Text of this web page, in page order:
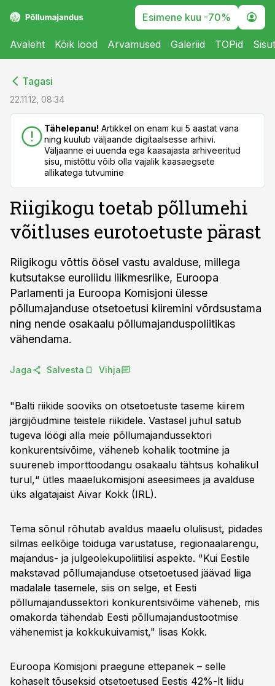
Esimene kuu -70%
Avaleht Kõik lood Arvamused Galeriid TOPid
Tagasi
22.11.12, 08:34
Tähelepanu! Artikkel on enam kui 5 aastat vana
ning kuulub väljaande digitaalsesse arhiivi.
Väljaanne ei uuenda ega kaasajasta arhiveeritud
sisu, mistõttu võib olla vajalik kaasaegsete
allikatega tutvumine
Riigikogu toetab põllumehi
võitluses eurotoetuste pärast
Riigikogu võttis öösel vastu avalduse, millega
kutsutakse euroliidu liikmesriike, Euroopa
Parlamenti ja Euroopa Komisjoni ülesse
põllumajanduse otsetoetusi kiiremini võrdsustama
ning nende osakaalu põllumajanduspoliitikas
vähendama.
Jaga Salvesta Vihja
"Balti riikide sooviks on otsetoetuste taseme kiirem
järgijõudmine teistele riikidele. Vastasel juhul satub
tugeva löögi alla meie põllumajandussektori
konkurentsivõime, väheneb kohalik tootmine ja
suureneb importtoodangu osakaalu tähtsus kohalikul
turul,“ ütles maaelukomisjoni aseesimees ja avalduse
üks algatajaist Aivar Kokk (IRL).
Tema sõnul rõhutab avaldus maaelu olulisust, pidades
silmas eelkõige toiduga varustatuse, regionaalarengu,
majandus- ja julgeolekupoliitilisi aspekte. "Kui Eestile
makstavad põllumajanduse otsetoetused jäävad liiga
madalale tasemele, siis on selge, et Eesti
põllumajandussektori konkurentsivõime väheneb, mis
omakorda tähendab Eesti põllumajandustootmise
vähenemist ja kokkukuivamist," lisas Kokk.
Euroopa Komisjoni praegune ettepanek – selle
kohaselt tõuseksid otsetoetused Eestis 42%-lt liidu